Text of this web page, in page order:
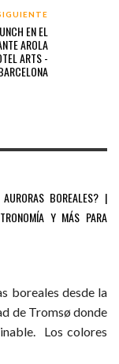
EN EL
AROLA
ARTS -
BOREALES? |
Y MÁS PARA
boreales desde la
de Tromsø donde
Los colores